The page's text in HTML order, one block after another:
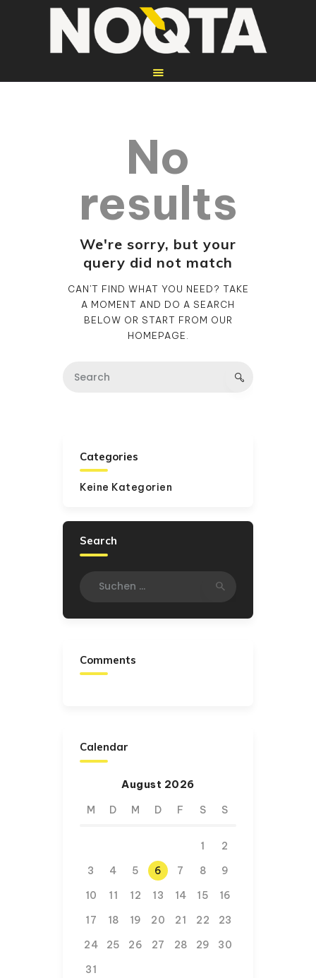
REPARATUREN
WEITERE
DIENSTLEISTUNGEN
WEBSEITEN
ÜBER UNS
KONTAKT
No
results
We're sorry, but your
query did not match
CAN'T FIND WHAT YOU NEED? TAKE
A MOMENT AND DO A SEARCH
BELOW OR START FROM OUR
HOMEPAGE.
Categories
Keine Kategorien
Search
nach:
Comments
Calendar
August 2026
M D M D F S S
1
2
3
4 5 6 7 8
9
10
11 12 13 14 15
16
17
18 19 20 21 22
23
24
25 26 27 28 29
30
31